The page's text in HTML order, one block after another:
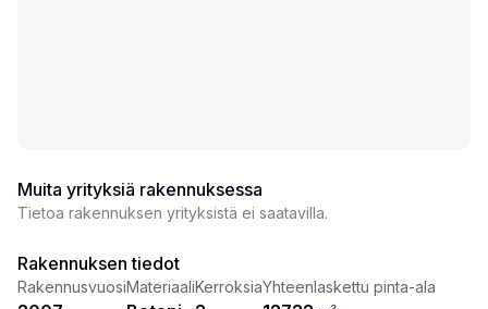
Muita yrityksiä rakennuksessa
Tietoa rakennuksen yrityksistä ei saatavilla.
Rakennuksen tiedot
RakennusvuosiMateriaaliKerroksiaYhteenlaskettu pinta-ala